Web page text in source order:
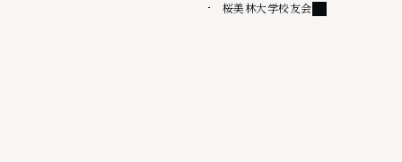
桜美林大学校友会外部リンク